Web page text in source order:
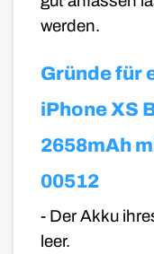
werden.
Gründe für
iPhone XS
2658mAh
00512
- Der Akku
leer.